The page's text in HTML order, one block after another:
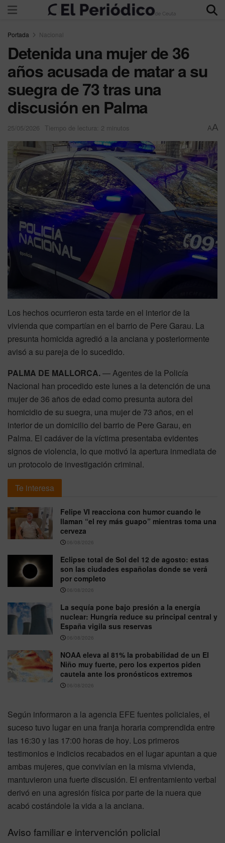
Portada Nacional
Detenida una mujer de 36
años acusada de matar a su
suegra de 73 tras una
discusión en Palma
25/05/2026 Tiempo de lectura: 2 minutos AA
Los hechos ocurrieron esta tarde en el interior de la
vivienda que compartían en el barrio de Pere Garau. La
presunta homicida agredió a la anciana y posteriormente
avisó a su pareja de lo sucedido.
PALMA DE MALLORCA.— Agentes de la Policía
Nacional han procedido este lunes a la detención de una
mujer de 36 años de edad como presunta autora del
homicidio de su suegra, una mujer de 73 años, en el
interior de un domicilio del barrio de Pere Garau, en
Palma. El cadáver de la víctima presentaba evidentes
signos de violencia, lo que motivó la apertura inmediata de
un protocolo de investigación criminal.
Te interesa
Felipe VI reacciona con humor cuando le
llaman “el rey más guapo” mientras toma una
cerveza
06/08/2026
Eclipse total de Sol del 12 de agosto: estas
son las ciudades españolas donde se verá
por completo
06/08/2026
La sequía pone bajo presión a la energía
nuclear: Hungría reduce su principal central y
España vigila sus reservas
06/08/2026
NOAA eleva al 81% la probabilidad de un El
Niño muy fuerte, pero los expertos piden
cautela ante los pronósticos extremos
06/08/2026
Según informaron a la agencia EFE fuentes policiales, el
suceso tuvo lugar en una franja horaria comprendida entre
las 16:30 y las 17:00 horas de hoy. Los primeros
testimonios e indicios recabados en el lugar apuntan a que
ambas mujeres, que convivían en la misma vivienda,
mantuvieron una fuerte discusión. El enfrentamiento verbal
derivó en una agresión física por parte de la nuera que
acabó costándole la vida a la anciana.
Aviso familiar e intervención policial